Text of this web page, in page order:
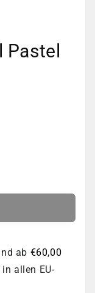
Pastel
ab €60,00
allen EU-